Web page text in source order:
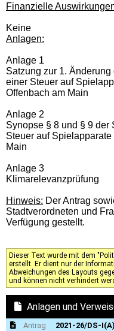
Finanzielle
Keine
Anlagen:
Anlage 1
Satzung zur 1.
einer Steuer auf
Offenbach am Main
Anlage 2
Synopse § 8 und § 9 der
Steuer auf
Main
Anlage 3
Klimarelevanzprüfung
Hinweis: Der Antrag
Stadtverordneten und
Verfügung gestellt.
Dieser Text wurde mit dem
erstellt. Er dient nur der
Abweichungen des Layouts
und können nicht verhindert
Anlagen und
Antrag
2021-26/DS-